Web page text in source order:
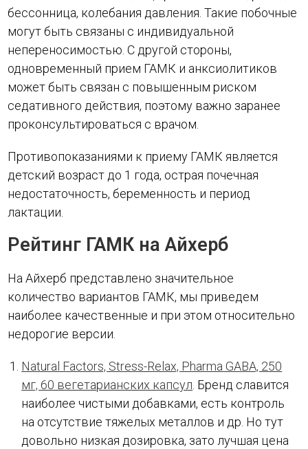
бессонница, колебания давления. Такие побочные
могут быть связаны с индивидуальной
непереносимостью. С другой стороны,
одновременный прием ГАМК и анксиолитиков
может быть связан с повышенным риском
седативного действия, поэтому важно заранее
проконсультироваться с врачом.
Противопоказаниями к приему ГАМК является
детский возраст до 1 года, острая почечная
недостаточность, беременность и период
лактации.
Рейтинг ГАМК на Айхерб
На Айхерб представлено значительное
количество вариантов ГАМК, мы приведем
наиболее качественные и при этом относительно
недорогие версии.
Natural Factors, Stress-Relax, Pharma GABA, 250
мг, 60 вегетарианских капсул. Бренд славится
наиболее чистыми добавками, есть контроль
на отсутствие тяжелых металлов и др. Но тут
довольно низкая дозировка, зато лучшая цена